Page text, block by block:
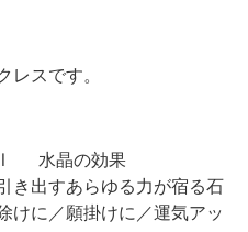
スです。
水晶の効果
き出すあらゆる力が宿る石
けに／願掛けに／運気アッ